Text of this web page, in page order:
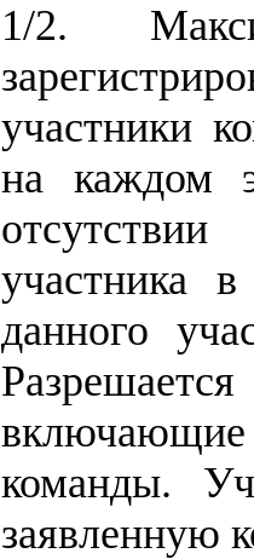
1/2.
участники
на каждом
участника
данного
команды.
заявленную